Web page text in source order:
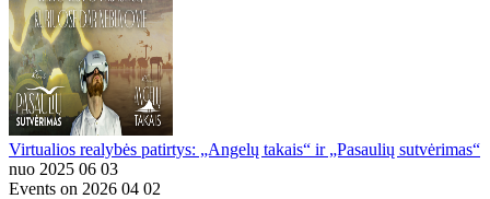
Virtualios realybės patirtys: „Angelų takais“ ir „Pasaulių sutvėrimas“
nuo 2025 06 03
Events on 2026 04 02